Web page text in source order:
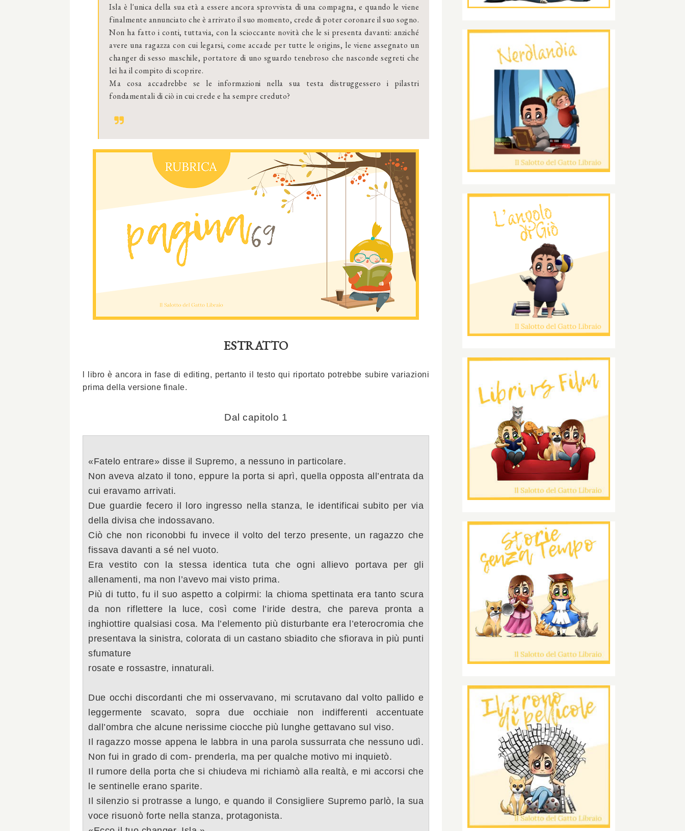
Isla è l'unica della sua età a essere ancora sprovvista di una compagna, e quando le viene
finalmente annunciato che è arrivato il suo momento, crede di poter coronare il suo sogno.
Non ha fatto i conti, tuttavia, con la scioccante novità che le si presenta davanti: anziché
avere una ragazza con cui legarsi, come accade per tutte le origins, le viene assegnato un
changer di sesso maschile, portatore di uno sguardo tenebroso che nasconde segreti che
lei ha il compito di scoprire.
Ma cosa accadrebbe se le informazioni nella sua testa distruggessero i pilastri
fondamentali di ciò in cui crede e ha sempre creduto?
ESTRATTO
l libro è ancora in fase di editing, pertanto il testo qui riportato potrebbe subire variazioni
prima della versione finale.
Dal capitolo 1
«Fatelo entrare» disse il Supremo, a nessuno in particolare.
Non aveva alzato il tono, eppure la porta si aprì, quella opposta all’entrata da
cui eravamo arrivati.
Due guardie fecero il loro ingresso nella stanza, le identificai subito per via
della divisa che indossavano.
Ciò che non riconobbi fu invece il volto del terzo presente, un ragazzo che
fissava davanti a sé nel vuoto.
Era vestito con la stessa identica tuta che ogni allievo portava per gli
allenamenti, ma non l’avevo mai visto prima.
Più di tutto, fu il suo aspetto a colpirmi: la chioma spettinata era tanto scura
da non riflettere la luce, così come
l’iride destra, che pareva pronta a
inghiottire qualsiasi cosa. Ma l’elemento più disturbante era l’eterocromia che
presentava la sinistra, colorata di un castano sbiadito che sfiorava in più punti
sfumature
rosate e rossastre, innaturali.
Due occhi discordanti che mi osservavano, mi scrutavano dal volto pallido e
leggermente scavato, sopra due occhiaie non indifferenti accentuate
dall’ombra che alcune nerissime ciocche più lunghe gettavano sul viso.
Il ragazzo mosse appena le labbra in una parola sussurrata che nessuno udì.
Non fui in grado di com- prenderla, ma per qualche motivo mi inquietò.
Il rumore della porta che si chiudeva mi richiamò alla realtà, e mi accorsi che
le sentinelle erano sparite.
Il silenzio si protrasse a lungo, e quando il Consigliere Supremo parlò, la sua
voce risuonò forte nella stanza, protagonista.